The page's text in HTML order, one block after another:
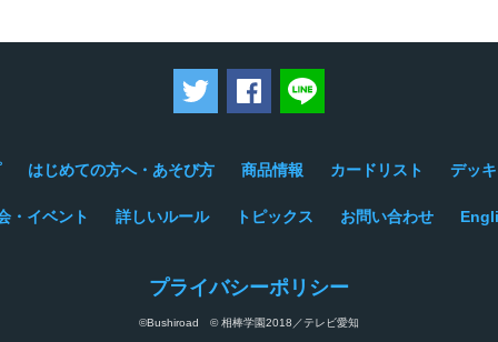
ツイートするFacebookでシェアする
はじめての方へ・あそび方 商品情報 カードリスト デッ
・イベント 詳しいルール トピックス お問い合わせ
プライバシーポリシー
©Bushiroad © 相棒学園2018／テレビ愛知